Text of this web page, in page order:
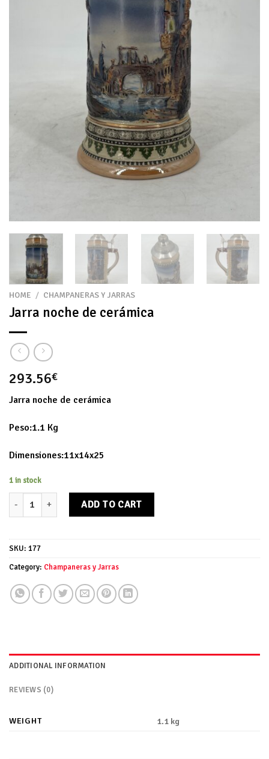
HOME / CHAMPANERAS Y JARRAS
Jarra noche de cerámica
293.56€
Jarra noche de cerámica
Peso:1.1 Kg
Dimensiones:11x14x25
1 in stock
Jarra noche de cerámica quantity
ADD TO CART
SKU: 177
Category: Champaneras y Jarras
ADDITIONAL INFORMATION
REVIEWS (0)
WEIGHT 1.1 kg